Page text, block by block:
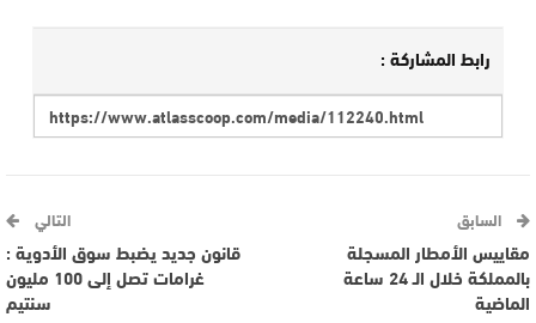
رابط المشاركة :
السابق
مقاييس الأمطار المسجلة
بالمملكة خلال الـ 24 ساعة
الماضية
التالي
قانون جديد يضبط سوق الأدوية :
غرامات تصل إلى 100 مليون
سنتيم